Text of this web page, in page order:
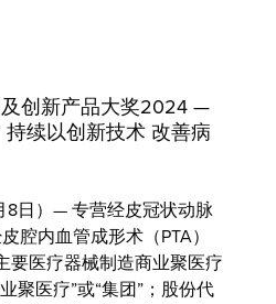
创新产品大奖2024 —
持续以创新技术 改善病
8日）— 专营经皮冠状动脉
腔内血管成形术（PTA）
要医疗器械制造商业聚医疗
聚医疗”或“集团”；股份代